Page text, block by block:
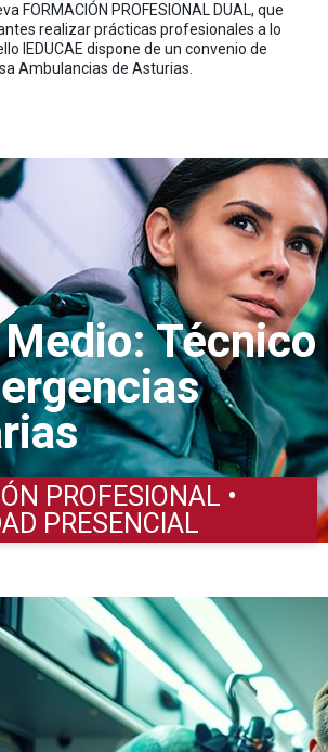
FORMACIÓN PROFESIONAL DUAL, que
realizar prácticas profesionales a lo
IEDUCAE dispone de un convenio de
Ambulancias de Asturias.
Medio: Técnico
PROFESIONAL •
PRESENCIAL